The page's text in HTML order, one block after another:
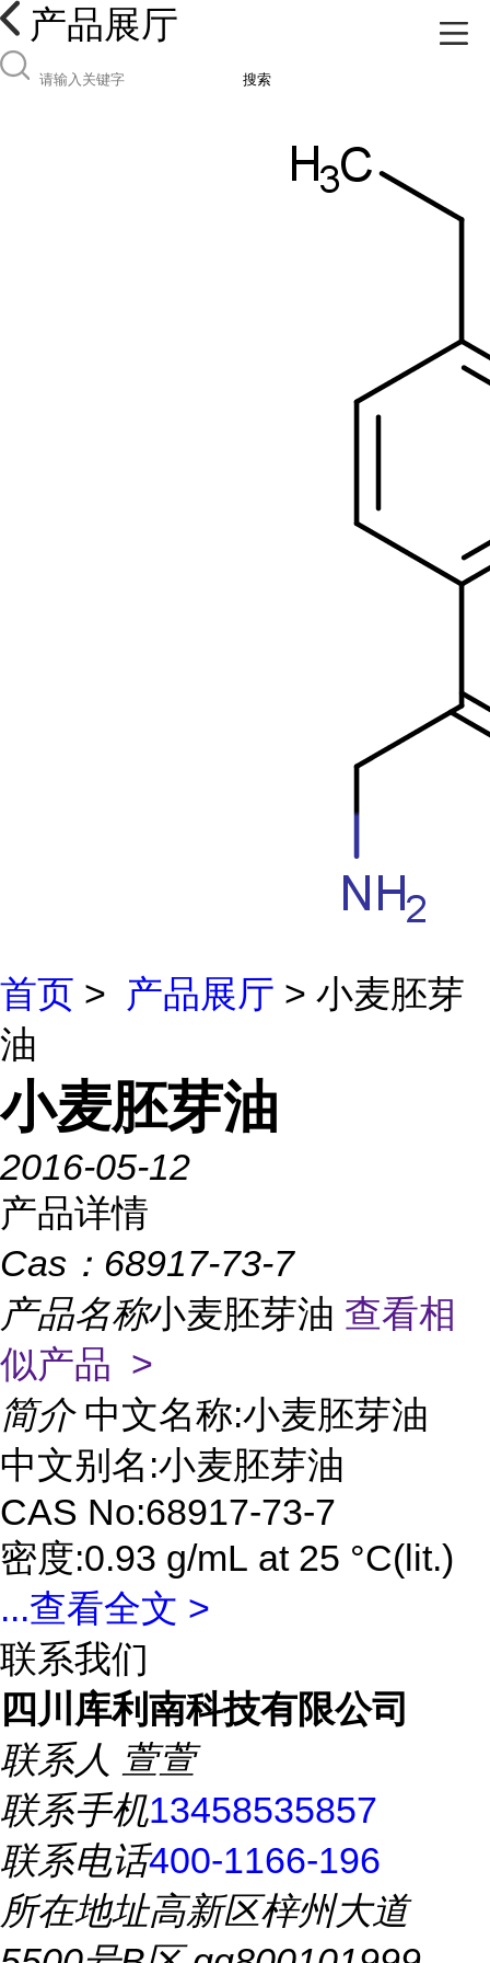
产品展厅
搜索
首页 > 产品展厅 > 小麦胚芽
油
小麦胚芽油
2016-05-12
产品详情
Cas： 68917-73-7
产品名称小麦胚芽油 查看相
似产品 >
简介 中文名称:小麦胚芽油
中文别名:小麦胚芽油
CAS No:68917-73-7
密度:0.93 g/mL at 25 °C(lit.)
...查看全文 >
联系我们
四川库利南科技有限公司
联系人 萱萱
联系手机13458535857
联系电话400-1166-196
所在地址高新区梓州大道